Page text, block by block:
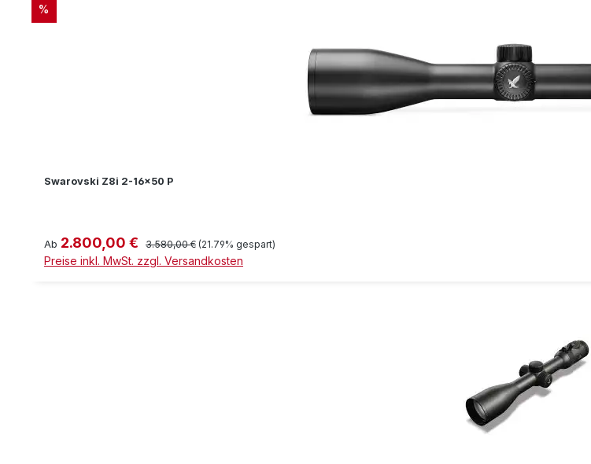
RABATT
%
Swarovski Z8i 2-16x50 P
Verkaufspreis:
Ab 2.800,00 € Regulärer Preis:
3.580,00 € (21.79% gespart)
Preise inkl. MwSt. zzgl. Versandkosten